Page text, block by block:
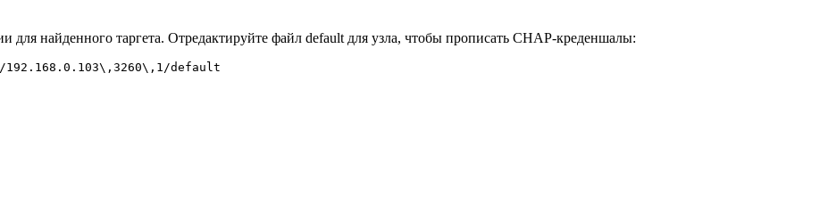
для найденного таргета. Отредактируйте файл default для узла, чтобы прописать CHAP-креденшалы:
192.168.0.103\,3260\,1/default